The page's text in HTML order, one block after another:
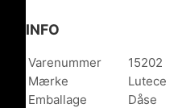
INFO
Varenummer
15202
Mærke
Lutece
Emballage
Dåse